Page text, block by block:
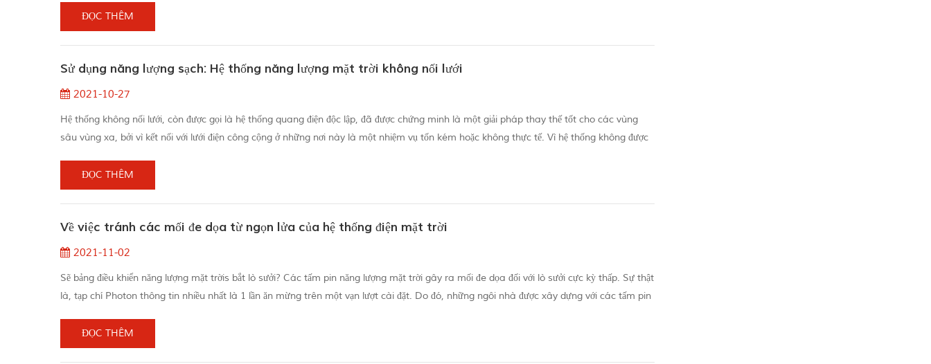
ĐỌC THÊM
Sử dụng năng lượng sạch: Hệ thống năng lượng mặt trời không nối lưới
2021-10-27
Hệ thống không nối lưới, còn được gọi là hệ thống quang điện độc lập, đã được chứng minh là một giải pháp thay thế tốt cho các vùng
sâu vùng xa, bởi vì kết nối với lưới điện công cộng ở những nơi này là một nhiệm vụ tốn kém hoặc không thực tế. Vì hệ thống không được
ĐỌC THÊM
Về việc tránh các mối đe dọa từ ngọn lửa của hệ thống điện mặt trời
2021-11-02
Sẽ bảng điều khiển năng lượng mặt trờis bắt lò sưởi? Các tấm pin năng lượng mặt trời gây ra mối đe dọa đối với lò sưởi cực kỳ thấp. Sự thật
là, tạp chí Photon thông tin nhiều nhất là 1 lần ăn mừng trên một vạn lượt cài đặt. Do đó, những ngôi nhà được xây dựng với các tấm pin
ĐỌC THÊM